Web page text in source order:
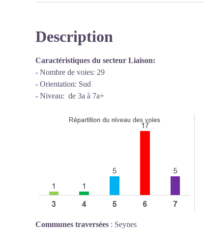
Description
Caractéristiques du secteur Liaison:
- Nombre de voies: 29
- Orientation: Sud
- Niveau: de 3a à 7a+
Communes traversées : Seynes